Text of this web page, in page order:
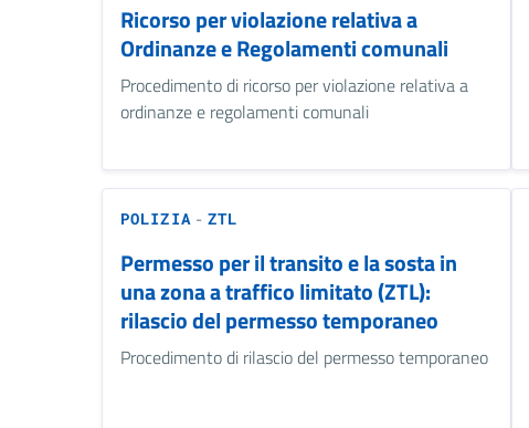
Ricorso per violazione relativa a
Ordinanze e Regolamenti comunali
Procedimento di ricorso per violazione relativa a
ordinanze e regolamenti comunali
POLIZIA-ZTL
Permesso per il transito e la sosta in
una zona a traffico limitato (ZTL):
rilascio del permesso temporaneo
Procedimento di rilascio del permesso temporaneo